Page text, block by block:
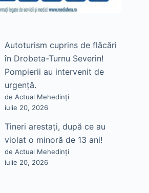
Autoturism cuprins de flăcări
în Drobeta-Turnu Severin!
Pompierii au intervenit de
urgență.
de Actual Mehedinți
iulie 20, 2026
Tineri arestați, după ce au
violat o minoră de 13 ani!
de Actual Mehedinți
iulie 20, 2026